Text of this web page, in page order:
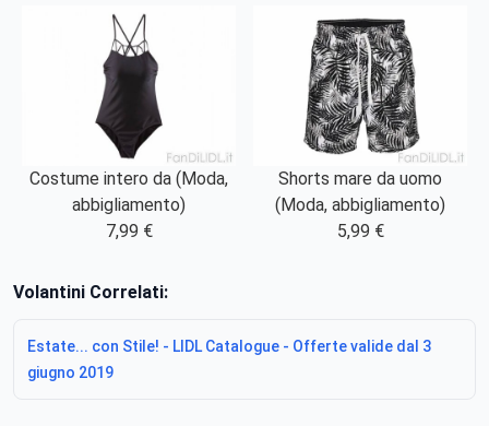
Costume intero da (Moda,
abbigliamento)
7,99 €
Shorts mare da uomo
(Moda, abbigliamento)
5,99 €
Volantini Correlati:
Estate... con Stile! - LIDL Catalogue - Offerte valide dal 3
giugno 2019